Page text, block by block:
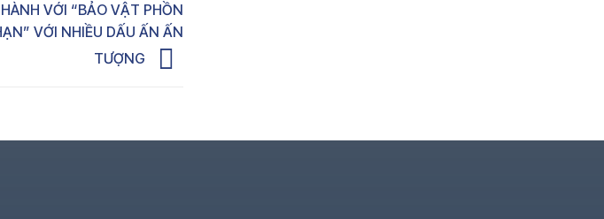
VỚI “BẢO VẬT PHỒN
VỚI NHIỀU DẤU ẤN ẤN
TƯỢNG